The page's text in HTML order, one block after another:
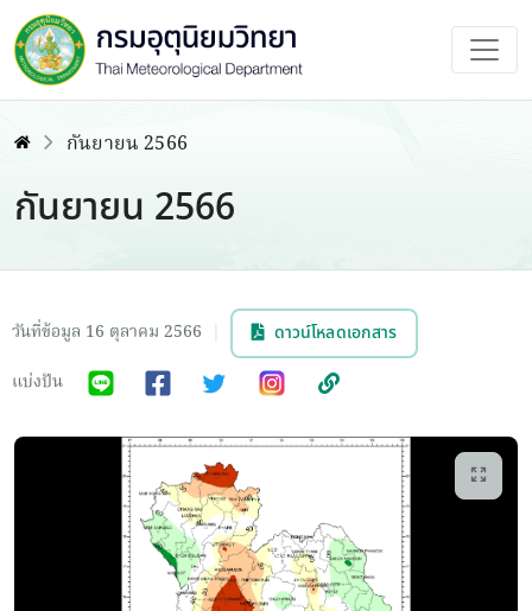
กันยายน 2566
กันยายน 2566
วันที่ข้อมูล 16 ตุลาคม 2566 ดาวน์โหลดเอกสาร
แบ่งปัน